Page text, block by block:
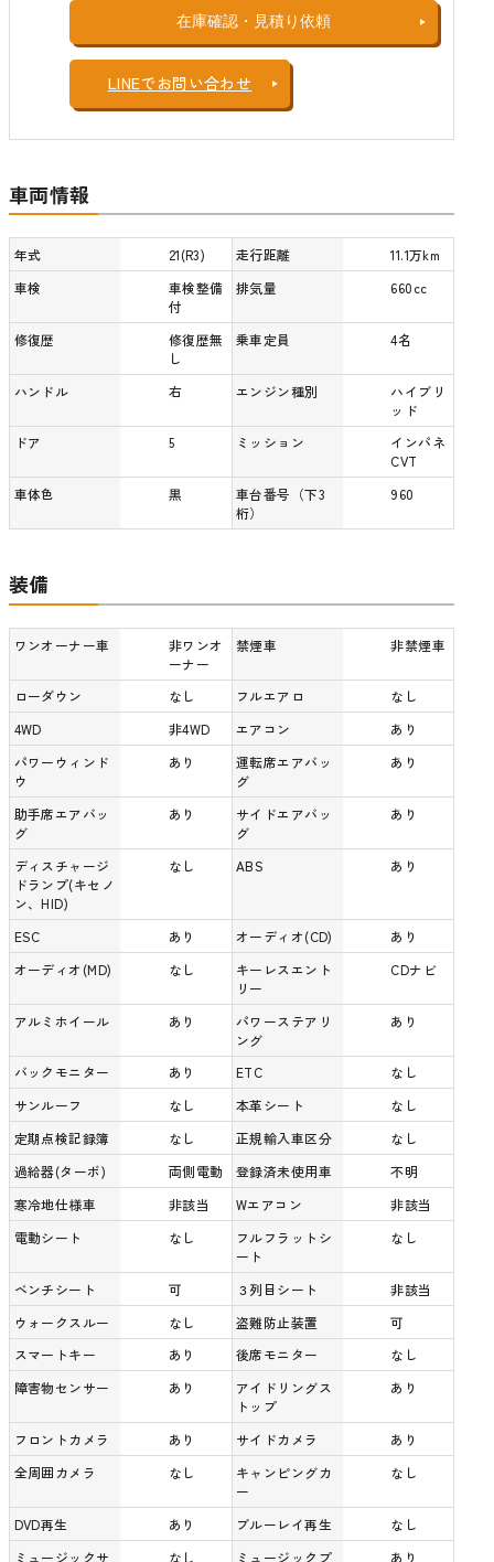
在庫確認・見積り依頼
LINEでお問い合わせ
車両情報
年式 21(R3) 走行距離
11.1万km
車検
車検整備
付
排気量 660cc
修復歴
修復歴無
し
乗車定員 4名
ハンドル 右 エンジン種別
ハイブリ
ッド
ドア
5 ミッション
インパネ
CVT
車体色
黒
車台番号（下3
桁）
960
装備
ワンオーナー車
非ワンオ
ーナー
禁煙車 非禁煙車
ローダウン なし フルエアロ
なし
4WD
非4WD エアコン
あり
パワーウィンド
ウ
あり
運転席エアバッ
グ
あり
助手席エアバッ
グ
あり
サイドエアバッ
グ
あり
ディスチャージ
ドランプ(キセノ
ン、HID)
なし ABS あり
ESC あり オーディオ(CD)
あり
オーディオ(MD)
なし
キーレスエント
リー
CDナビ
アルミホイール あり
パワーステアリ
ング
あり
バックモニター あり ETC
なし
サンルーフ
なし 本革シート
なし
定期点検記録簿
なし 正規輸入車区分
なし
過給器(ターボ)
両側電動 登録済未使用車
不明
寒冷地仕様車
非該当 Wエアコン
非該当
電動シート
なし
フルフラットシ
ート
なし
ベンチシート 可 ３列目シート
非該当
ウォークスルー
なし 盗難防止装置
可
スマートキー
あり 後席モニター
なし
障害物センサー
あり
アイドリングス
トップ
あり
フロントカメラ あり サイドカメラ
あり
全周囲カメラ
なし
キャンピングカ
ー
なし
DVD再生 あり ブルーレイ再生
なし
ミュージックサ
なし
ミュージックプ
あり